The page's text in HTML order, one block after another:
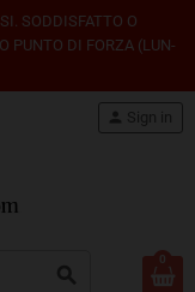
SODDISFATTO O
PUNTO DI FORZA (LUN-
search
person Sign in
0